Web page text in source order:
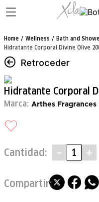
Wellness Bath and
Hidratante Corporal Divine Olive
Retroceder
Hidratante Corporal
Marca: Arthes Fragrances
Cantidad ＋
－